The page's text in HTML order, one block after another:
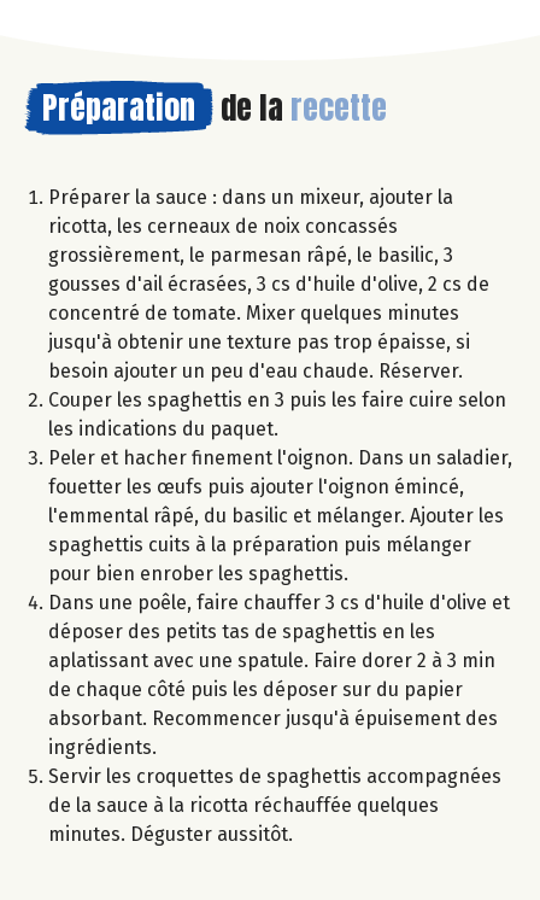
Préparation de la recette
Préparer la sauce : dans un mixeur, ajouter la
ricotta, les cerneaux de noix concassés
grossièrement, le parmesan râpé, le basilic, 3
gousses d'ail écrasées, 3 cs d'huile d'olive, 2 cs de
concentré de tomate. Mixer quelques minutes
jusqu'à obtenir une texture pas trop épaisse, si
besoin ajouter un peu d'eau chaude. Réserver.
Couper les spaghettis en 3 puis les faire cuire selon
les indications du paquet.
Peler et hacher finement l'oignon. Dans un saladier,
fouetter les œufs puis ajouter l'oignon émincé,
l'emmental râpé, du basilic et mélanger. Ajouter les
spaghettis cuits à la préparation puis mélanger
pour bien enrober les spaghettis.
Dans une poêle, faire chauffer 3 cs d'huile d'olive et
déposer des petits tas de spaghettis en les
aplatissant avec une spatule. Faire dorer 2 à 3 min
de chaque côté puis les déposer sur du papier
absorbant. Recommencer jusqu'à épuisement des
ingrédients.
Servir les croquettes de spaghettis accompagnées
de la sauce à la ricotta réchauffée quelques
minutes. Déguster aussitôt.